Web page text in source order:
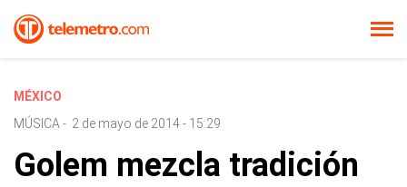
MÉXICO
MÚSICA - 2 de mayo de 2014 - 15:29
Golem mezcla tradición